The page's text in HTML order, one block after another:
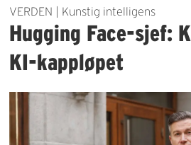
VERDEN | Kunstig intelligens
Hugging Face-sjef:
KI-kappløpet